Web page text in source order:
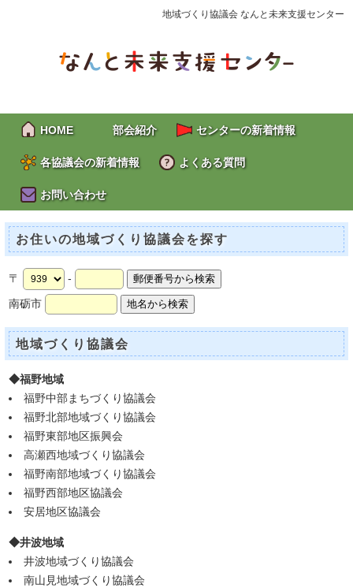
地域づくり協議会 なんと未来支援センター
HOME 部会紹介 センターの新着情報
各協議会の新着情報 よくある質問
お問い合わせ
お住いの地域づくり協議会を探す
〒
-
南砺市
地域づくり協議会
◆福野地域
福野中部まちづくり協議会
福野北部地域づくり協議会
福野東部地区振興会
高瀬西地域づくり協議会
福野南部地域づくり協議会
福野西部地区協議会
安居地区協議会
◆井波地域
井波地域づくり協議会
南山見地域づくり協議会